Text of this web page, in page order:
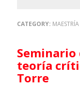
CATEGORY: MAESTRÍA
Seminario de investigación en
teoría
Torre